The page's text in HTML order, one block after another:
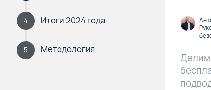
4 Итоги 2024 года
5 Методология